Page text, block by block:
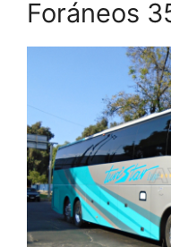
Foráneos